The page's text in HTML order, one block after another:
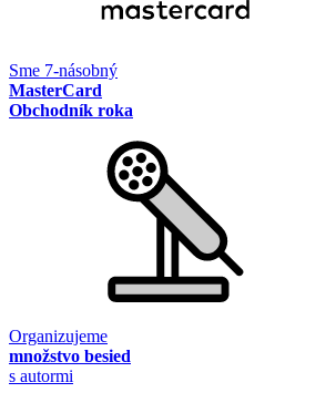
Sme 7-násobný
MasterCard
Obchodník roka
Organizujeme
množstvo besied
s autormi